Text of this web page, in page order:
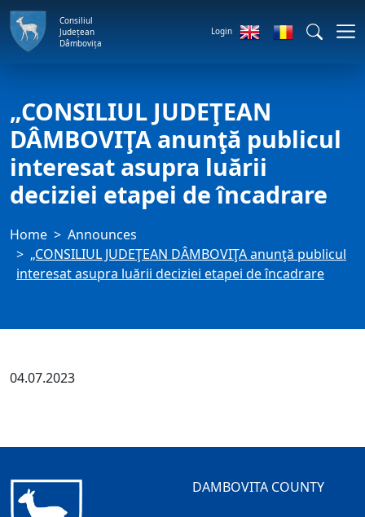
Consiliul
Județean
Dâmbovița
Login
„CONSILIUL JUDEŢEAN
DÂMBOVIŢA anunţă publicul
interesat asupra luării
deciziei etapei de încadrare
Home
Announces
„CONSILIUL JUDEŢEAN DÂMBOVIŢA anunţă publicul
interesat asupra luării deciziei etapei de încadrare
04.07.2023
DAMBOVITA COUNTY